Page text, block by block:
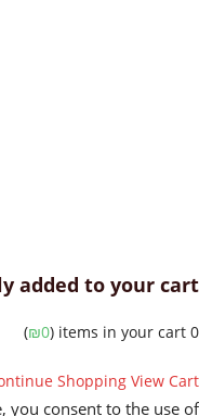
added to your
₪0
)
Continue Shopping View
you consent to the